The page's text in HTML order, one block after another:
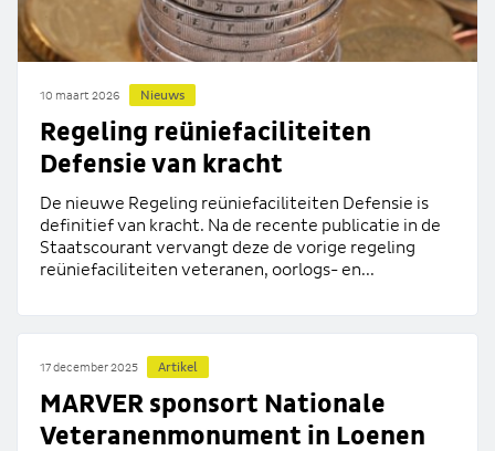
10 maart 2026 Nieuws
Regeling reüniefaciliteiten
Defensie van kracht
De nieuwe Regeling reüniefaciliteiten Defensie is
definitief van kracht. Na de recente publicatie in de
Staatscourant vervangt deze de vorige regeling
reüniefaciliteiten veteranen, oorlogs- en...
17 december 2025 Artikel
MARVER sponsort Nationale
Veteranenmonument in Loenen